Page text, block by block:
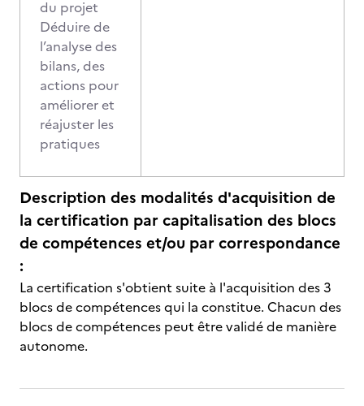
du projet
Déduire de
l’analyse des
bilans, des
actions pour
améliorer et
réajuster les
pratiques
Description des modalités d'acquisition de
la certification par capitalisation des blocs
de compétences et/ou par correspondance
:
La certification s'obtient suite à l'acquisition des 3
blocs de compétences qui la constitue. Chacun des
blocs de compétences peut être validé de manière
autonome.